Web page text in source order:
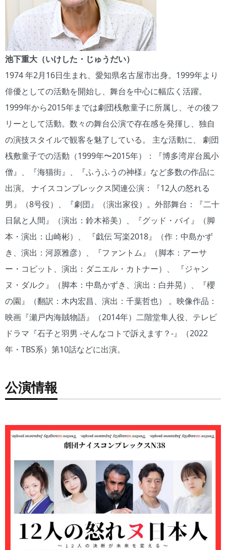
池下重大（いけした・じゅうだい）
1974 年2月16日生まれ、愛知県名古屋市出身。1999年より
俳優としての活動を開始し、舞台を中心に幅広く活躍。
1999年から2015年までは劇団桟敷童子に所属し、その後フ
リーとして活動。数々の舞台公演で存在感を発揮し、独自
の演技スタイルで観客を魅了している。 主な活動に、 劇団
桟敷童子での活動（1999年〜2015年）：『博多湾岸台風小
僧』、『海猫街』、『ふうふうの神様』など多数の作品に
出演。 ナイスコンプレックス関連公演：『12人の怒れる
男』（8号役）、『劇団』（演出家役）。外部舞台：『二十
日鼠と人間』（演出：鈴木裕美）、『グッド・バイ』（脚
本・演出：山崎彬）、 『戯伝 写楽2018』（作：中島かず
き、演出：河原雅彦）、『ファントム』（脚本：アーサ
ー・コピット、演出：ダニエル・カトナー）、 『ジャン
ヌ・ダルク』（脚本：中島かずき、演出：白井晃）、『櫻
の園』（翻訳：木内宏昌、演出：千葉哲也） 。映像作品：
映画『瀬戸内海賊物語』（2014年）二階堂隼人役、テレビ
ドラマ『石子と羽男 -そんなコトで訴えます？-』（2022
年・TBS系）第10話などに出演。
公演情報